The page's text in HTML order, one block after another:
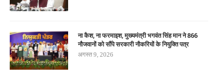
ना कैश, ना फरमाइश, मुख्यमंत्री भगवंत सिंह मान ने 866
नौजवानों को सौंपे सरकारी नौकरियों के नियुक्ति पत्र
अगस्त 9, 2026